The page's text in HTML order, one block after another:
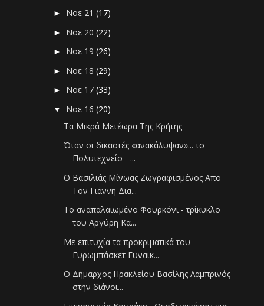
► Νοε 21(17)
► Νοε 20(22)
► Νοε 19(26)
► Νοε 18(29)
► Νοε 17(33)
▼ Νοε 16(20)
Τα Μικρά Μετέωρα Της Κρήτης
Όταν οι δικαστές «ανακάλυψαν»... το
Πολυτεχνείο - ...
Ο Βασιλιάς Μίνωας Ζωγραφισμένος Απο
Τον Γιάννη Δια...
Το αναπαλαιωμένο Φουρκόνι - τρίκυκλο
του Αργύρη Κα...
Με επιτυχία τα προκριματικά του
Ευρωμπάσκετ Γυναικ...
Ο Δήμαρχος Ηρακλείου Βασίλης Λαμπρινός
στην διάνοι...